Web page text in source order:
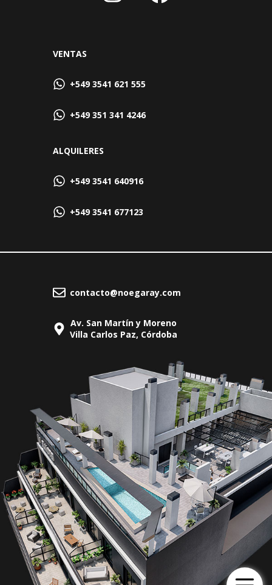
VENTAS
+549 3541 621 555
+549 351 341 4246
ALQUILERES
+549 3541 640916
+549 3541 677123
contacto@noegaray.com
Av. San Martín y Moreno
Villa Carlos Paz, Córdoba